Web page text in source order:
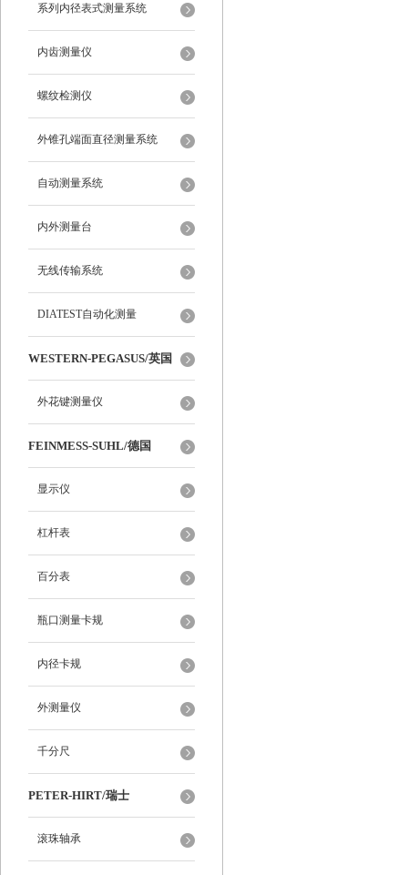
系列内径表式测量系统
内齿测量仪
螺纹检测仪
外锥孔端面直径测量系统
自动测量系统
内外测量台
无线传输系统
DIATEST自动化测量
WESTERN-PEGASUS/英国
外花键测量仪
FEINMESS-SUHL/德国
显示仪
杠杆表
百分表
瓶口测量卡规
内径卡规
外测量仪
千分尺
PETER-HIRT/瑞士
滚珠轴承